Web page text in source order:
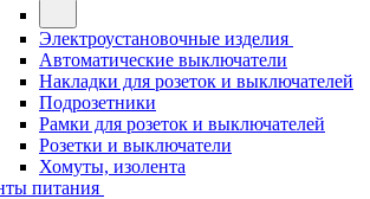
Электроустановочные изделия
Автоматические выключатели
Накладки для розеток и выключателей
Подрозетники
Рамки для розеток и выключателей
Розетки и выключатели
Хомуты, изолента
питания